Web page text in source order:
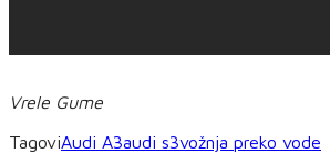
Vrele Gume
TagoviAudi A3audi s3vožnja preko vode